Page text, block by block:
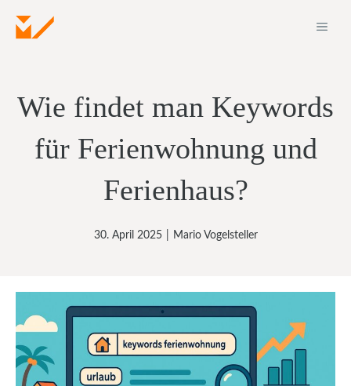
Inhalt
Wie findet man Keywords
für Ferienwohnung und
Ferienhaus?
30. April 2025 Mario Vogelsteller